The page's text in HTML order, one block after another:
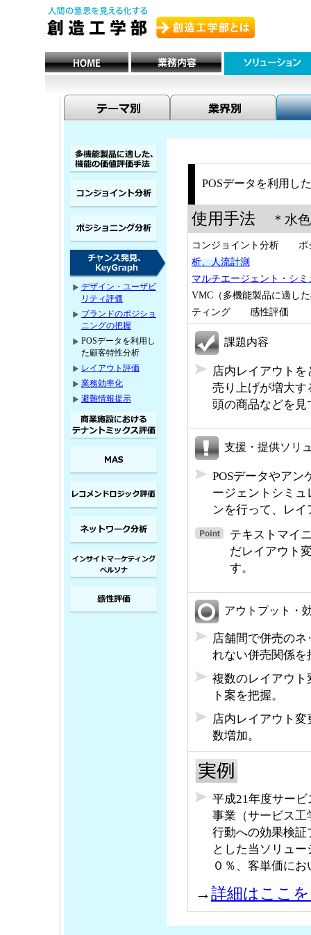
デザイン・ユーザビ
リティ評価
ブランドのポジショ
ニングの把握
POSデータを利用し
た顧客特性分析
レイアウト評価
業務効率化
避難情報提示
POSデータを利用し
使用手法 ＊水
コンジョイント分析
析、人流計測
マルチエージェント・シ
VMC（多機能製品に適
ティング 感性評価
課題内容
店内レイアウト
売り上げが増大
頭の商品などを
支援・提供ソリ
POSデータやア
ージェントシミ
ンを行って、レ
テキストマイ
だレイアウト
す。
アウトプット・
店舗間で併売の
れない併売関係を
複数のレイアウ
ト案を把握。
店内レイアウト
数増加。
平成21年度サー
事業（サービス
行動への効果検
とした当ソリュ
０％、客単価に
→詳細はここ